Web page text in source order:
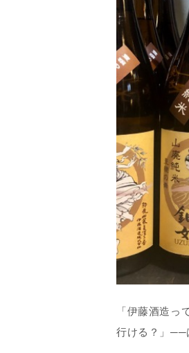
「伊藤酒造っ
行ける？」──